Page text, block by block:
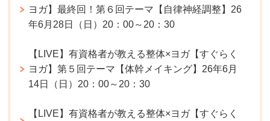
ヨガ】最終回！第６回テーマ【自律神経調整】26
年6月28日（日）20：00～20：30
【LIVE】有資格者が教える整体×ヨガ【すぐらく
ヨガ】第５回テーマ【体幹メイキング】26年6月
14日（日）20：00～20：30
【LIVE】有資格者が教える整体×ヨガ【すぐらく